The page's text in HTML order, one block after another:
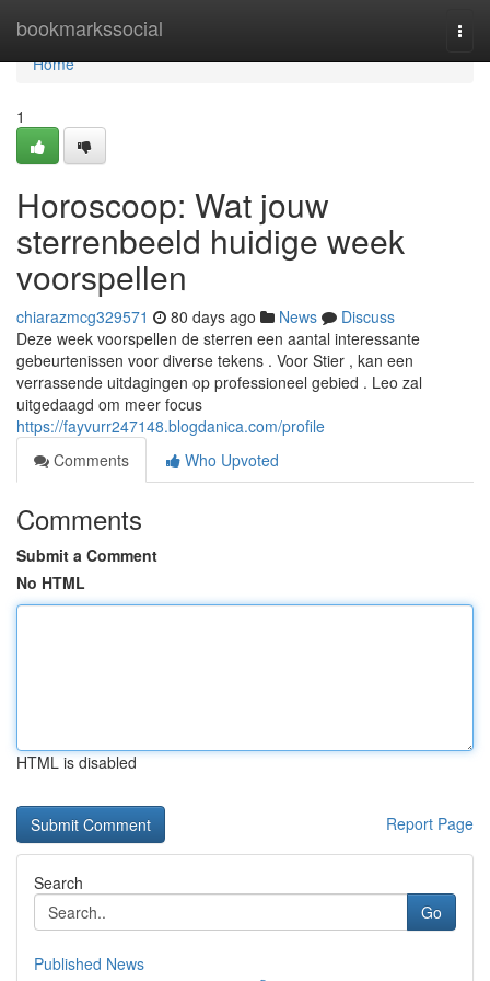
bookmarkssocial
Home
Home
1
Horoscoop: Wat jouw
sterrenbeeld huidige week
voorspellen
chiarazmcg329571 80 days ago News
Discuss
Deze week voorspellen de sterren een aantal interessante
gebeurtenissen voor diverse tekens . Voor Stier , kan een
verrassende uitdagingen op professioneel gebied . Leo zal
uitgedaagd om meer focus
https://fayvurr247148.blogdanica.com/profile
Comments
Who Upvoted
Comments
Submit a Comment
No HTML
HTML is disabled
Report Page
Search
Go
Published News